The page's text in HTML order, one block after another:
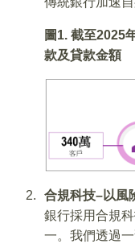
圖1. 截至2025
款及貸款金額
合規科技–以風
銀行採用合規
一。我們透過